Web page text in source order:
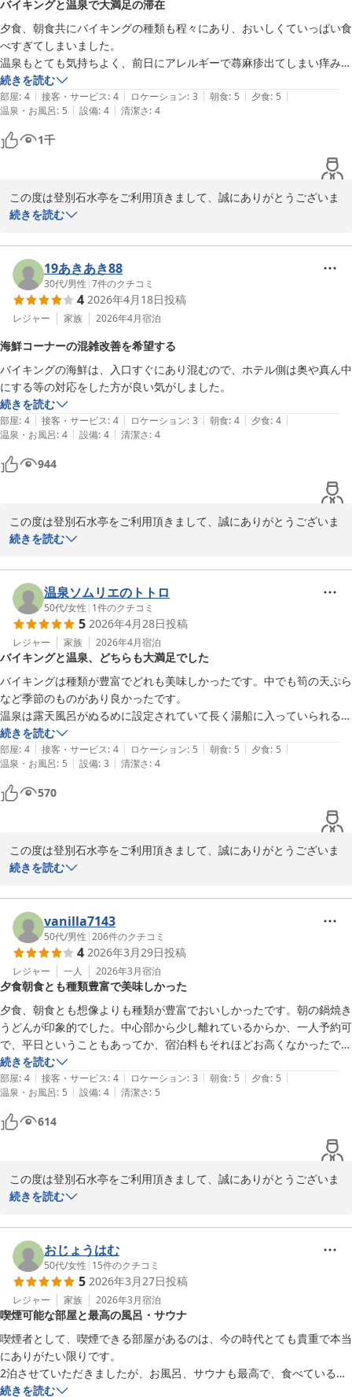
2026-04-05
バイキングと温泉で大満足の滞在
夕食、朝食共にバイキングの種類も程々にあり、おいしくていっぱい食
べすぎてしまいました。
温泉もとても気持ちよく、前日にアレルギーで蕁麻疹出てしまい痒みが
あったところが温泉に入ったら痒みもなくなり蕁麻疹もどこかへ…効能
は人それぞれだと思いますが私の皮膚にはすごい合って良かったです。
また機会があれば利用したいです。
続きを読む
部屋: 4 | 接客・サービス: 4 | ロケーション: 3 | 朝食: 5 | 夕食: 5 |
温泉・お風呂: 5 | 設備: 4 | 清潔さ: 4
1千
この度は登別石水亭をご利用頂きまして、誠にありがとうございま
す。
しく思います。
今後もお客様から頂くご意見を参考にしながら、従業員一同、一層
サービス向上に努めて参ります。
貴重なご意見ありがとうございます。
お客様のまたのお越しを従業員一同、心よりお待ちしております。
2026-03-19
続きを読む
19あきあき88
30代/男性 |7件のクチコミ
4 2026年4月18日投稿
レジャー 家族 2026年4月宿泊
海鮮コーナーの混雑改善を希望する
バイキングの海鮮は、入口すぐにあり混むので、ホテル側は奥や真ん中
にする等の対応をした方が良い気がしました。
続きを読む
部屋: 4 | 接客・サービス: 4 | ロケーション: 3 | 朝食: 4 | 夕食: 4 |
温泉・お風呂: 4 | 設備: 4 | 清潔さ: 4
944
この度は登別石水亭をご利用頂きまして、誠にありがとうございま
す。
しまい、大変申し訳ございませんでした。
頂いたご意見は直ちにスタッフ内で共有し、お客様が快適にお食事
ができるような環境作りを目指して参ります。
貴重なご意見ありがとうございます。
お客様のまたのお越しを従業員一同、心よりお待ちしております。
登別 石水亭
2026-04-18
続きを読む
温泉ソムリエのトトロ
50代/女性 | 1件のクチコミ
5 2026年4月28日投稿
レジャー 家族 2026年4月宿泊
バイキングと温泉、どちらも大満足でした
バイキングは種類が豊富でどれも美味しかったです。中でも筍の天ぷら
など季節のものがあり良かったです。
温泉は露天風呂がぬるめに設定されていて長く湯船に入っていられるの
と、濁り湯が嬉しいポイントでした
続きを読む
部屋: 4 | 接客・サービス: 4 | ロケーション: 5 | 朝食: 5 | 夕食: 5 |
温泉・お風呂: 5 | 設備: 3 | 清潔さ: 4
570
この度は登別石水亭をご利用頂きまして、誠にありがとうございま
す。
思います。
今後もお客様から頂くご意見を参考にしながら、従業員一同、一層
サービス向上に努めて参ります。
貴重なご意見ありがとうございます。
お客様のまたのお越しを従業員一同、心よりお待ちしております。
登別 石水亭
2026-05-05
続きを読む
vanilla7143
50代/男性 |206件のクチコミ
4 2026年3月29日投稿
レジャー 一人 2026年3月宿泊
夕食朝食とも種類豊富で美味しかった
夕食、朝食とも想像よりも種類が豊富でおいしかったです。朝の鍋焼き
うどんが印象的でした。中心部から少し離れているからか、一人予約可
で、平日ということもあってか、宿泊料もそれほどお高くなかったで
す。
1点思ったこととしては、朝食のなべ焼きうどん、夕食のジンギスカン
は固形燃料を使用していましたが、宿によってはカセットボンベのコン
ロを使用しているところもあります。固形燃料の方が風情はある（？）
のですが、追加で食べたい場合は取り換える手間もありますし、宿にと
続きを読む
部屋: 4 | 接客・サービス: 4 | ロケーション: 3 | 朝食: 5 | 夕食: 5 |
温泉・お風呂: 5 | 設備: 4 | 清潔さ: 5
614
この度は登別石水亭をご利用頂きまして、誠にありがとうございま
す。
変嬉しく思います。
今後もお客様から頂くご意見を参考にしながら、従業員一同、一層
サービス向上に努めて参ります。
貴重なご意見ありがとうございます。
お客様のまたのお越しを従業員一同、心よりお待ちしております。
登別 石水亭
2026-04-05
続きを読む
おじょうはむ
50代/女性 | 15件のクチコミ
5 2026年3月27日投稿
レジャー 家族 2026年3月宿泊
喫煙可能な部屋と最高の風呂・サウナ
喫煙者として、喫煙できる部屋があるのは、今の時代とても貴重で本当
にありがたい限りです。
2泊させていただきましたが、お風呂、サウナも最高で、食べていると
き、満腹のとき、寝ているとき以外、ほとんど浴室にいました。
続きを読む